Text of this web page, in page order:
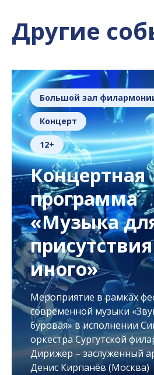
Другие
Большой зал
Концерт
12+
Концертная
программа
«Музыка
присутствия
иного»
Мероприятие в рамках
современной музыки
буровая» в исполнении
оркестра Сургутской
Дирижёр – заслуженный
Денис Кирпанёв (Москва)